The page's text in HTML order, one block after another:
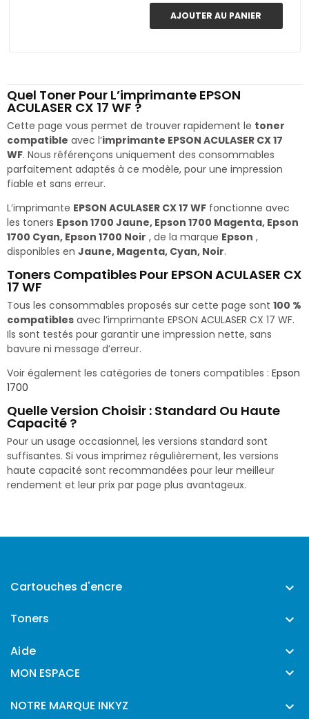
AJOUTER AU PANIER
Quel Toner Pour L’imprimante EPSON
ACULASER CX 17 WF ?
Cette page vous permet de trouver rapidement le toner
compatible avec l’imprimante EPSON ACULASER CX 17
WF. Nous référençons uniquement des consommables
parfaitement adaptés à ce modèle, pour une impression
fiable et sans erreur.
L’imprimante EPSON ACULASER CX 17 WF fonctionne avec
les toners Epson 1700 Jaune, Epson 1700 Magenta, Epson
1700 Cyan, Epson 1700 Noir , de la marque Epson ,
disponibles en Jaune, Magenta, Cyan, Noir.
Toners Compatibles Pour EPSON ACULASER CX
17 WF
Tous les consommables proposés sur cette page sont 100 %
compatibles avec l’imprimante EPSON ACULASER CX 17 WF.
Ils sont testés pour garantir une impression nette, sans
bavure ni message d’erreur.
Voir également les catégories de toners compatibles : Epson
1700
Quelle Version Choisir : Standard Ou Haute
Capacité ?
Pour un usage occasionnel, les versions standard sont
suffisantes. Si vous imprimez régulièrement, les versions
haute capacité sont recommandées pour leur meilleur
rendement et leur prix par page plus avantageux.
Cartouches d'encre 
Toners 
Aide 
MON ESPACE 
NOTRE MARQUE INKYZ 